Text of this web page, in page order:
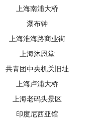
上海南浦大桥
瀑布钟
上海淮海路商业街
上海沐恩堂
共青团中央机关旧址
上海卢浦大桥
上海老码头景区
印度尼西亚馆